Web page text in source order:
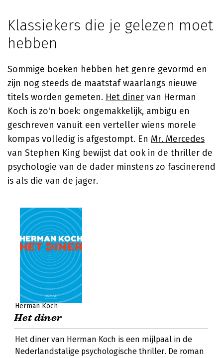
Klassiekers die je gelezen moet
hebben
Sommige boeken hebben het genre gevormd en
zijn nog steeds de maatstaf waarlangs nieuwe
titels worden gemeten. Het diner van Herman
Koch is zo'n boek: ongemakkelijk, ambigu en
geschreven vanuit een verteller wiens morele
kompas volledig is afgestompt. En Mr. Mercedes
van Stephen King bewijst dat ook in de thriller de
psychologie van de dader minstens zo fascinerend
is als die van de jager.
Herman Koch
Het diner
Het diner van Herman Koch is een mijlpaal in de
Nederlandstalige psychologische thriller. De roman